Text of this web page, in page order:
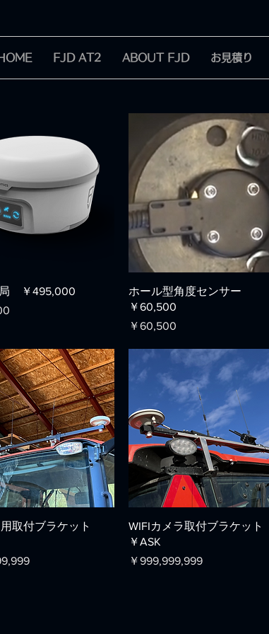
FJD AT2 ABOUT FJD お見積り
クイックビュー
局 ￥495,000
クイックビュー
ホール型角度センサー
￥60,500
価格
￥60,500
クイックビュー
用取付ブラケット
クイックビュー
WIFIカメラ取付ブラケット
￥ASK
価格
￥999,999,999